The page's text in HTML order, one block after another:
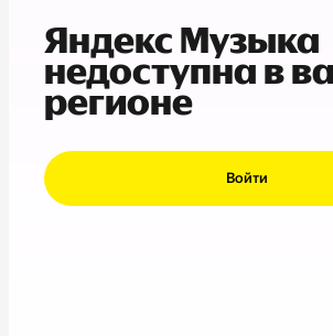
Яндекс Музыка
недоступна в
регионе
Войти